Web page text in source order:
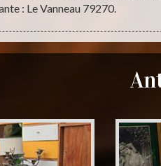
: Le Vanneau 79270.